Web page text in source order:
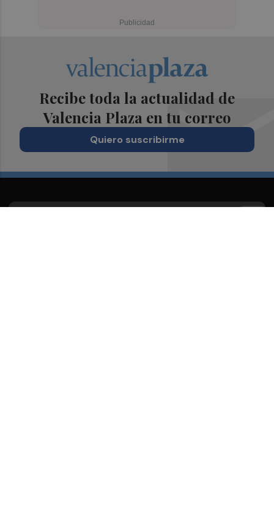
Recibe toda la actualidad de
Valencia Plaza en tu correo
Quiero suscribirme